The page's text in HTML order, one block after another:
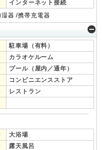
インターネット接続
器 /携帯充電器
駐車場（有料）
カラオケルーム
プール（屋内／通年）
コンビニエンスストア
レストラン
大浴場
露天風呂